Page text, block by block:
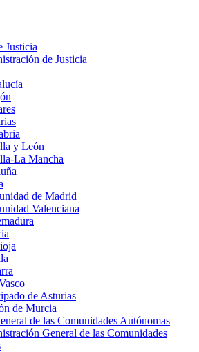
Justicia
de Justicia
y León
La Mancha
de Madrid
Valenciana
de Asturias
de Murcia
de las Comunidades Autónomas
General de las Comunidades